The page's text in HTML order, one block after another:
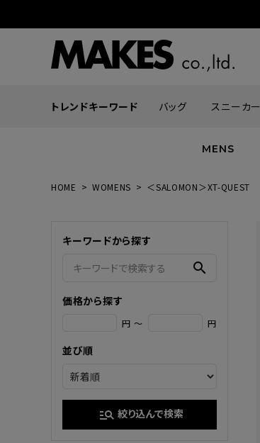
トレンドキーワード バッグ スニーカー
MENS
帽子
ボトムス
グッズ
FLOWER
HOME WOMENS ＜SALOMON＞XT-QUEST
キーワードから探す
search
価格から探す
円 ～ 円
並び順
manage_search 絞り込んで検索